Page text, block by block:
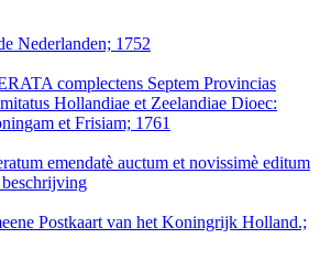
Nederlanden; 1752
complectens Septem Provincias
Hollandiae et Zeelandiae Dioec:
et Frisiam; 1761
emendatè auctum et novissimè editum
Postkaart van het Koningrijk Holland.;